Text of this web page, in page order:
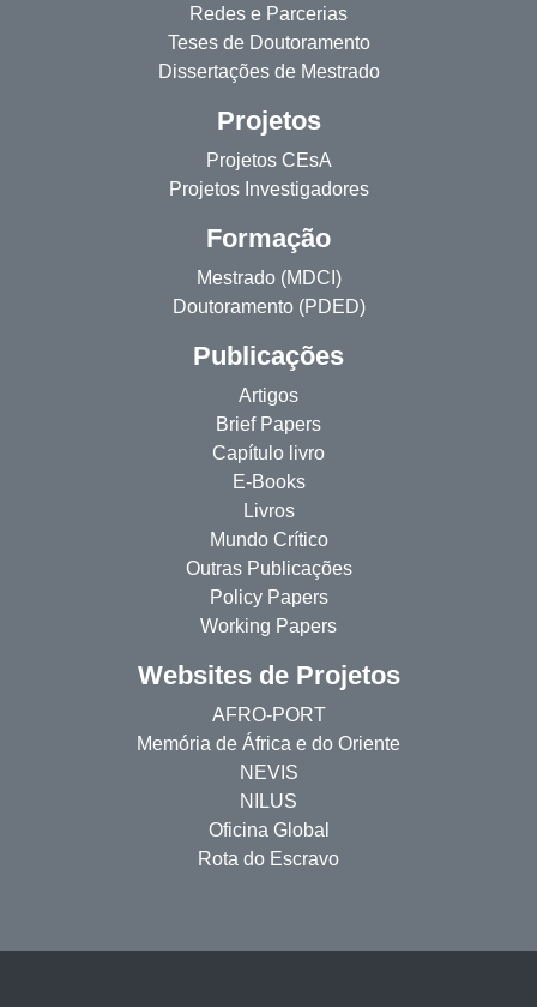
Redes e Parcerias
Teses de Doutoramento
Dissertações de Mestrado
Projetos
Projetos CEsA
Projetos Investigadores
Formação
Mestrado (MDCI)
Doutoramento (PDED)
Publicações
Artigos
Brief Papers
Capítulo livro
E-Books
Livros
Mundo Crítico
Outras Publicações
Policy Papers
Working Papers
Websites de Projetos
AFRO-PORT
Memória de África e do Oriente
NEVIS
NILUS
Oficina Global
Rota do Escravo